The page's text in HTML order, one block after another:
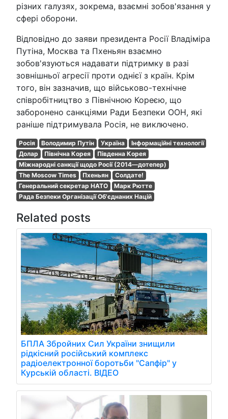
різних галузях, зокрема, взаємні зобов'язання у
сфері оборони.
Відповідно до заяви президента Росії Владіміра
Путіна, Москва та Пхеньян взаємно
зобов'язуються надавати підтримку в разі
зовнішньої агресії проти однієї з країн. Крім
того, він зазначив, що військово-технічне
співробітництво з Північною Кореєю, що
заборонено санкціями Ради Безпеки ООН, які
раніше підтримувала Росія, не виключено.
Росія Володимир Путін Україна
Інформаційні технології
Долар
Північна Корея
Південна Корея
Міжнародні санкції щодо Росії (2014—дотепер)
The Moscow Times
Пхеньян
Солдате!
Генеральний секретар НАТО
Марк Рютте
Рада Безпеки Організації Об'єднаних Націй
Related posts
БПЛА Збройних Сил України знищили
рідкісний російський комплекс
радіоелектронної боротьби "Сапфір" у
Курській області. ВІДЕО